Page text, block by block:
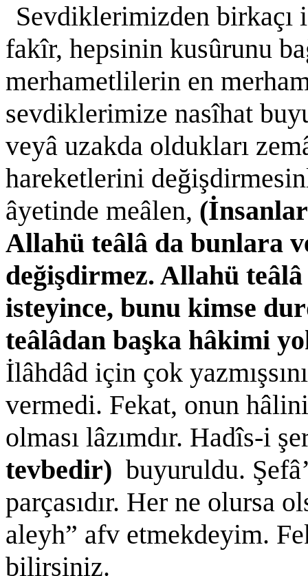
Sevdiklerimizden birkaçı
fakîr, hepsinin kusûrunu
merhametlilerin en
sevdiklerimize nasîhat
veyâ uzakda oldukları
hareketlerini
âyetinde meâlen,
Allahü teâlâ da bunlara
değişdirmez. Allahü
isteyince, bunu kimse
teâlâdan başka hâkimi
İlâhdâd için çok
vermedi. Fekat, onun
olması lâzımdır. Hadîs-i
tevbedir) buyuruldu.
parçasıdır. Her ne olursa
aleyh” afv etmekdeyim.
bilirsiniz.